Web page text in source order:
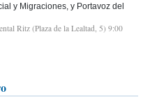
y Migraciones, y Portavoz del
Ritz (Plaza de la Lealtad, 5) 9:00